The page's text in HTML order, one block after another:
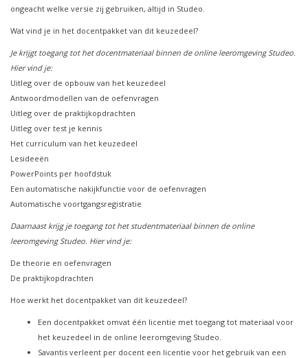
ongeacht welke versie zij gebruiken, altijd in Studeo.
Wat vind je in het docentpakket van dit keuzedeel?
Je krijgt toegang tot het docentmateriaal binnen de online leeromgeving Studeo.
Hier vind je:
Uitleg over de opbouw van het keuzedeel
Antwoordmodellen van de oefenvragen
Uitleg over de praktijkopdrachten
Uitleg over test je kennis
Het curriculum van het keuzedeel
Lesideeën
PowerPoints per hoofdstuk
Een automatische nakijkfunctie voor de oefenvragen
Automatische voortgangsregistratie
Daarnaast krijg je toegang tot het studentmateriaal binnen de online
leeromgeving Studeo. Hier vind je:
De theorie en oefenvragen
De praktijkopdrachten
Hoe werkt het docentpakket van dit keuzedeel?
Een docentpakket omvat één licentie met toegang tot materiaal voor
het keuzedeel in de online leeromgeving Studeo.
Savantis verleent per docent een licentie voor het gebruik van een